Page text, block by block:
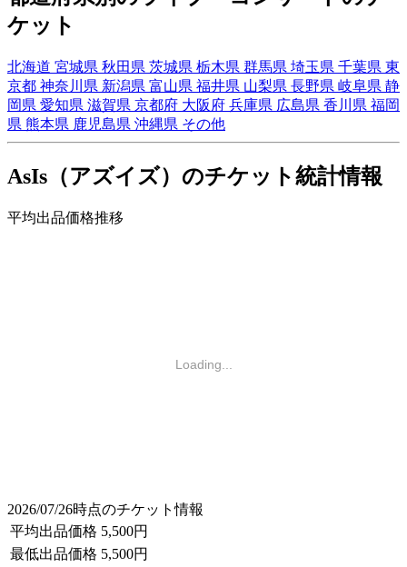
ケット
北海道 宮城県 秋田県 茨城県 栃木県 群馬県 埼玉県 千葉県 東
京都 神奈川県 新潟県 富山県 福井県 山梨県 長野県 岐阜県 静
岡県 愛知県 滋賀県 京都府 大阪府 兵庫県 広島県 香川県 福岡
県 熊本県 鹿児島県 沖縄県 その他
AsIs（アズイズ）のチケット統計情報
平均出品価格推移
Loading...
2026/07/26時点のチケット情報
平均出品価格 5,500円
最低出品価格 5,500円